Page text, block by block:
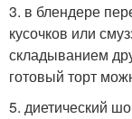
3. в блендере
кусочков или
складыванием
готовый торт
5. диетический